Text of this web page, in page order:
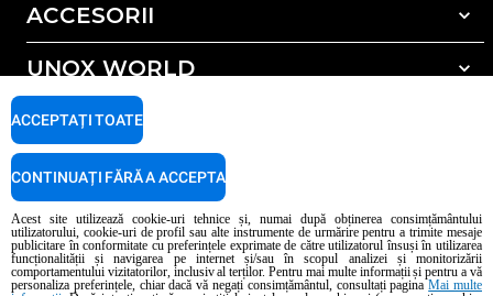
ACCESORII
Toate accesoriile
Detergent pentru spălarea automată
Detergent pentru spălarea manuală
Tratarea apei cu filtru de rășină
UNOX WORLD
Sediile noastre în lume
SUPORT
Garanția Unox
Localizator service
AI Content Disclaimer Privacy policy Cookie policy
Acest site utilizează cookie-uri tehnice și, numai după obținerea consimțământului
utilizatorului, cookie-uri de profil sau alte instrumente de urmărire pentru a trimite mesaje
publicitare în conformitate cu preferințele exprimate de către utilizatorul însuși în utilizarea
funcționalității și navigarea pe internet și/sau în scopul analizei și monitorizării
comportamentului vizitatorilor, inclusiv al terților. Pentru mai multe informații și pentru a vă
personaliza preferințele, chiar dacă vă negați consimțământul, consultați paginaMai multe
ACCEPTAȚI TOATE
CONTINUAȚI FĂRĂ A ACCEPTA